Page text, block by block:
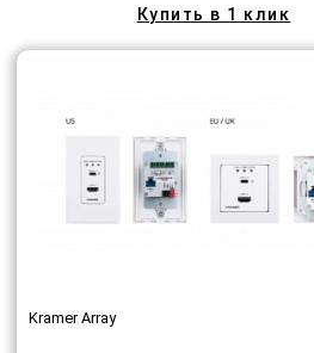
Купить в 1 клик
Kramer Array